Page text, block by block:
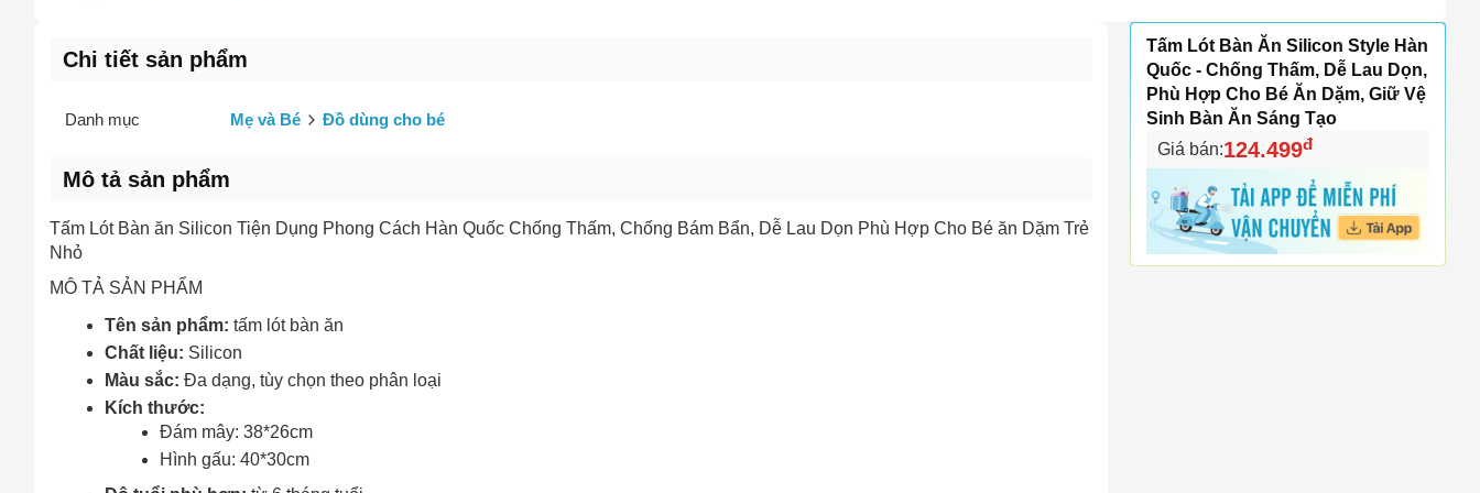
Chi tiết sản phẩm
Danh mục Mẹ và Bé Đồ dùng cho bé
Mô tả sản phẩm
Tấm Lót Bàn ăn Silicon Tiện Dụng Phong Cách Hàn Quốc Chống Thấm, Chống Bám Bẩn, Dễ Lau Dọn Phù Hợp Cho Bé ăn Dặm Trẻ
Nhỏ
MÔ TẢ SẢN PHẨM
Tên sản phẩm: tấm lót bàn ăn
Chất liệu: Silicon
Màu sắc: Đa dạng, tùy chọn theo phân loại
Kích thước:
Đám mây: 38*26cm
Hình gấu: 40*30cm
Tấm Lót Bàn Ăn Silicon Style Hàn
Quốc - Chống Thấm, Dễ Lau Dọn,
Phù Hợp Cho Bé Ăn Dặm, Giữ Vệ
Sinh Bàn Ăn Sáng Tạo
Giá bán:124.499đ